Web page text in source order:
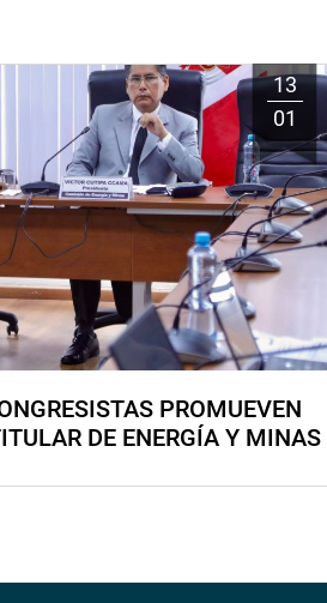
13
01
PROMUEVEN
DE ENERGÍA Y MINAS